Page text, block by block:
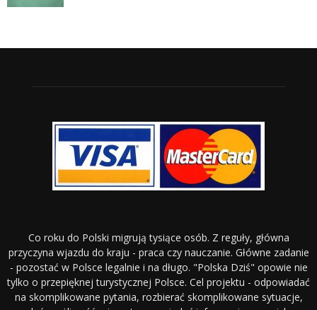
Co roku do Polski migrują tysiące osób. Z reguły, główna
przyczyna wjazdu do kraju - praca czy nauczanie. Główne zadanie
- pozostać w Polsce legalnie i na długo. "Polska Dziś" opowie nie
tylko o przepięknej turystycznej Polsce. Cel projektu - odpowiadać
na skomplikowane pytania, rozbierać skomplikowane sytuacje,